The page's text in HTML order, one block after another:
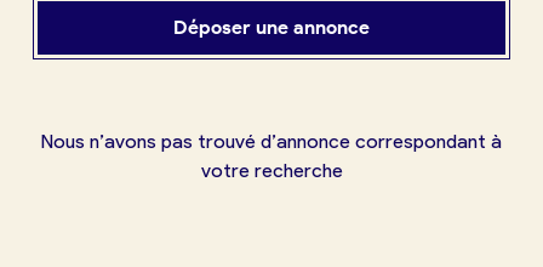
Je crée mon compte Connexion
Déposer une annonce
Nous n’avons pas trouvé d’annonce correspondant à
votre recherche